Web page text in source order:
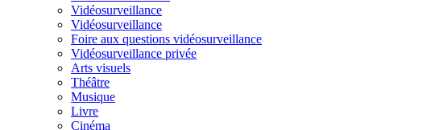
Vidéosurveillance
Vidéosurveillance
Foire aux questions vidéosurveillance
Vidéosurveillance privée
Arts visuels
Théâtre
Musique
Livre
Cinéma